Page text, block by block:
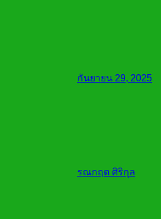
กันยายน 29, 2025
รณกฤต ศิริกุล